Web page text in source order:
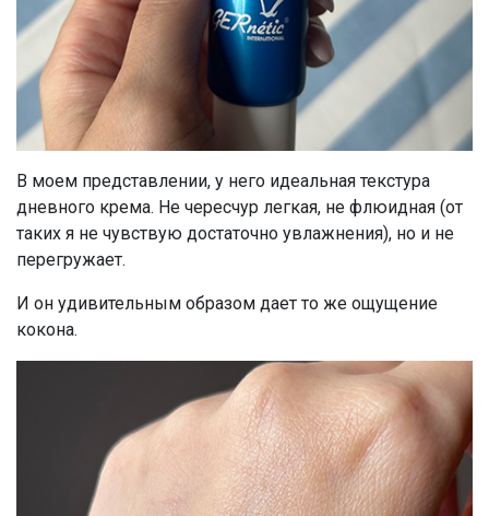
В моем представлении, у него идеальная текстура
дневного крема. Не чересчур легкая, не флюидная (от
таких я не чувствую достаточно увлажнения), но и не
перегружает.
И он удивительным образом дает то же ощущение
кокона.